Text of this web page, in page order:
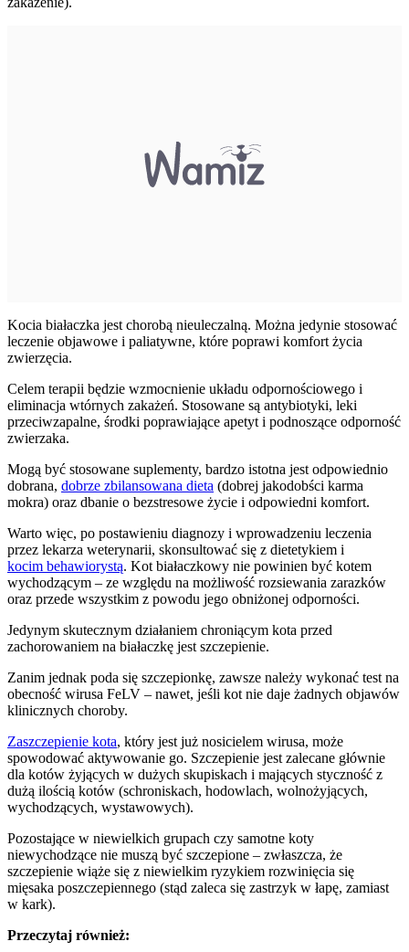
Kocia białaczka jest chorobą nieuleczalną. Można jedynie stosować
leczenie objawowe i paliatywne, które poprawi komfort życia
zwierzęcia.
Celem terapii będzie wzmocnienie układu odpornościowego i
eliminacja wtórnych zakażeń. Stosowane są antybiotyki, leki
przeciwzapalne, środki poprawiające apetyt i podnoszące odporność
zwierzaka.
Mogą być stosowane suplementy, bardzo istotna jest odpowiednio
dobrana, dobrze zbilansowana dieta (dobrej jakodobści karma
mokra) oraz dbanie o bezstresowe życie i odpowiedni komfort.
Warto więc, po postawieniu diagnozy i wprowadzeniu leczenia
przez lekarza weterynarii, skonsultować się z dietetykiem i
kocim behawiorystą. Kot białaczkowy nie powinien być kotem
wychodzącym – ze względu na możliwość rozsiewania zarazków
oraz przede wszystkim z powodu jego obniżonej odporności.
Jedynym skutecznym działaniem chroniącym kota przed
zachorowaniem na białaczkę jest szczepienie.
Zanim jednak poda się szczepionkę, zawsze należy wykonać test na
obecność wirusa FeLV – nawet, jeśli kot nie daje żadnych objawów
klinicznych choroby.
Zaszczepienie kota, który jest już nosicielem wirusa, może
spowodować aktywowanie go. Szczepienie jest zalecane głównie
dla kotów żyjących w dużych skupiskach i mających styczność z
dużą ilością kotów (schroniskach, hodowlach, wolnożyjących,
wychodzących, wystawowych).
Pozostające w niewielkich grupach czy samotne koty
niewychodzące nie muszą być szczepione – zwłaszcza, że
szczepienie wiąże się z niewielkim ryzykiem rozwinięcia się
mięsaka poszczepiennego (stąd zaleca się zastrzyk w łapę, zamiast
w kark).
Przeczytaj również: